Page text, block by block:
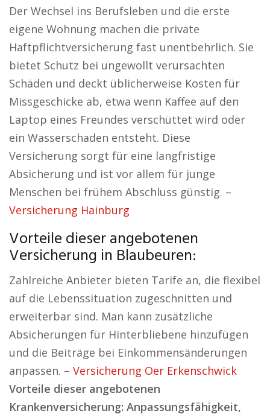
Der Wechsel ins Berufsleben und die erste
eigene Wohnung machen die private
Haftpflichtversicherung fast unentbehrlich. Sie
bietet Schutz bei ungewollt verursachten
Schäden und deckt üblicherweise Kosten für
Missgeschicke ab, etwa wenn Kaffee auf den
Laptop eines Freundes verschüttet wird oder
ein Wasserschaden entsteht. Diese
Versicherung sorgt für eine langfristige
Absicherung und ist vor allem für junge
Menschen bei frühem Abschluss günstig. –
Versicherung Hainburg
Vorteile dieser angebotenen
Versicherung in Blaubeuren:
Zahlreiche Anbieter bieten Tarife an, die flexibel
auf die Lebenssituation zugeschnitten und
erweiterbar sind. Man kann zusätzliche
Absicherungen für Hinterbliebene hinzufügen
und die Beiträge bei Einkommensänderungen
anpassen. – Versicherung Oer Erkenschwick
Vorteile dieser angebotenen
Krankenversicherung: Anpassungsfähigkeit,